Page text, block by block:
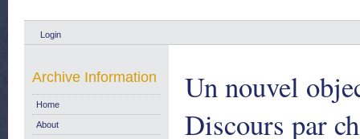
Login
Un nouvel
Discours par
Archive Information
Home
About